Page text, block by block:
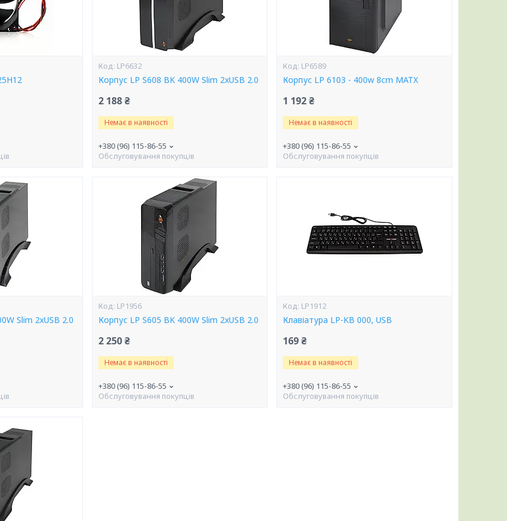
LP6632
Корпус LP S608 BK 400W Slim 2xUSB 2.0
2 188 ₴
Немає в наявності
+380 (96) 115-86-55
Обслуговування покупців
LP6589
Корпус LP 6103 - 400w 8cm MATX
1 192 ₴
Немає в наявності
+380 (96) 115-86-55
Обслуговування покупців
Slim 2хUSB 2.0
LP1956
Корпус LP S605 BK 400W Slim 2xUSB 2.0
2 250 ₴
Немає в наявності
+380 (96) 115-86-55
Обслуговування покупців
LP1912
Клавіатура LP-KB 000, USB
169 ₴
Немає в наявності
+380 (96) 115-86-55
Обслуговування покупців